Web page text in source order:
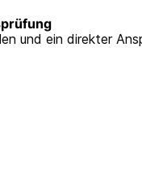
und ein direkter